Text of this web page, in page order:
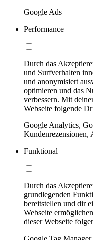
Google Ads
Performance
Durch das
und Surfverhalten
und anonymisiert
optimieren und das
verbessern. Mit
Webseite folgende
Google Analytics,
Kundenrezensionen,
Funktional
Durch das
grundlegenden
bereitstellen und dir
Webseite
dieser Webseite
Google Tag